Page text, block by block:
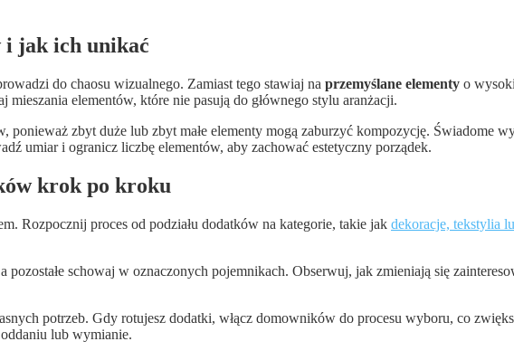
i jak ich unikać
do chaosu wizualnego. Zamiast tego stawiaj na przemyślane elementy o
elementów, które nie pasują do głównego stylu aranżacji.
ponieważ zbyt duże lub zbyt małe elementy mogą zaburzyć kompozycję. Świadome
umiar i ogranicz liczbę elementów, aby zachować estetyczny porządek.
krok po kroku
Rozpocznij proces od podziału dodatków na kategorie, takie jak dekoracje, tekstylia
schowaj w oznaczonych pojemnikach. Obserwuj, jak zmieniają się
potrzeb. Gdy rotujesz dodatki, włącz domowników do procesu wyboru, co
lub wymianie.